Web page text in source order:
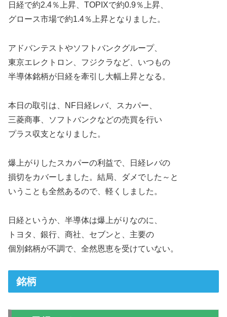
日経で約2.4％上昇、TOPIXで約0.9％上昇、
グロース市場で約1.4％上昇となりました。
アドバンテストやソフトバンクグループ、
東京エレクトロン、フジクラなど、いつもの
半導体銘柄が日経を牽引し大幅上昇となる。
本日の取引は、NF日経レバ、スカパー、
三菱商事、ソフトバンクなどの売買を行い
プラス収支となりました。
爆上がりしたスカパーの利益で、日経レバの
損切をカバーしました。結局、ダメでした～と
いうことも全然あるので、軽くしました。
日経というか、半導体は爆上がりなのに、
トヨタ、銀行、商社、セブンと、主要の
個別銘柄が不調で、全然恩恵を受けていない。
銘柄